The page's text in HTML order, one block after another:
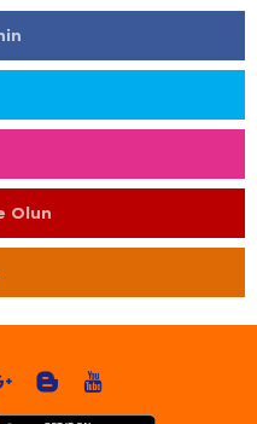
Olun